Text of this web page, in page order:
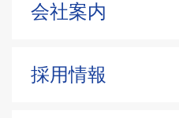
会社案内
採用情報